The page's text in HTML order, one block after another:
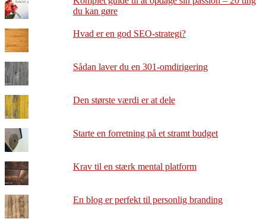
du kan gøre
Hvad er en god SEO-strategi?
Sådan laver du en 301-omdirigering
Den største værdi er at dele
Starte en forretning på et stramt budget
Krav til en stærk mental platform
En blog er perfekt til personlig branding